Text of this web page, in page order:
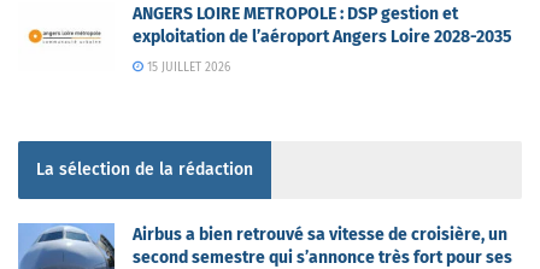
ANGERS LOIRE METROPOLE : DSP gestion et
exploitation de l’aéroport Angers Loire 2028-2035
15 JUILLET 2026
La sélection de la rédaction
Airbus a bien retrouvé sa vitesse de croisière, un
second semestre qui s’annonce très fort pour ses